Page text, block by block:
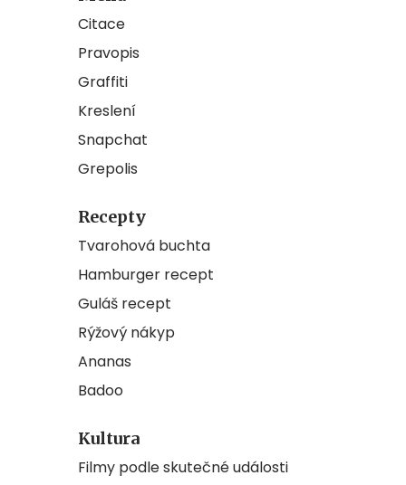
Citace
Pravopis
Graffiti
Kreslení
Snapchat
Grepolis
Recepty
Tvarohová buchta
Hamburger recept
Guláš recept
Rýžový nákyp
Ananas
Badoo
Kultura
Filmy podle skutečné události